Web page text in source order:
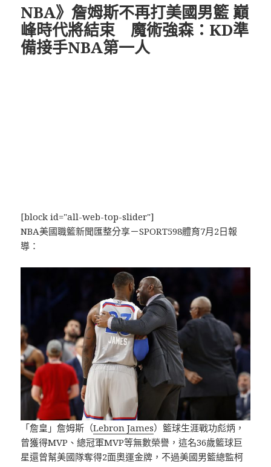
NBA》詹姆斯不再打美國男籃 巔
峰時代將結束 魔術強森：KD準
備接手NBA第一人
[block id="all-web-top-slider"]
NBA美國職籃新聞匯整分享－SPORT598體育7月2日報
導：
「詹皇」詹姆斯（Lebron James）籃球生涯戰功彪炳，
曾獲得MVP、總冠軍MVP等無數榮譽，這名36歲籃球巨
星還曾幫美國隊奪得2面奧運金牌，不過美國男籃總監柯